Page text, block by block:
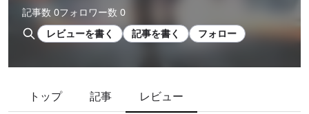
記事数 0フォロワー数 0
レビューを書く
記事を書く フォロー
トップ 記事 レビュー